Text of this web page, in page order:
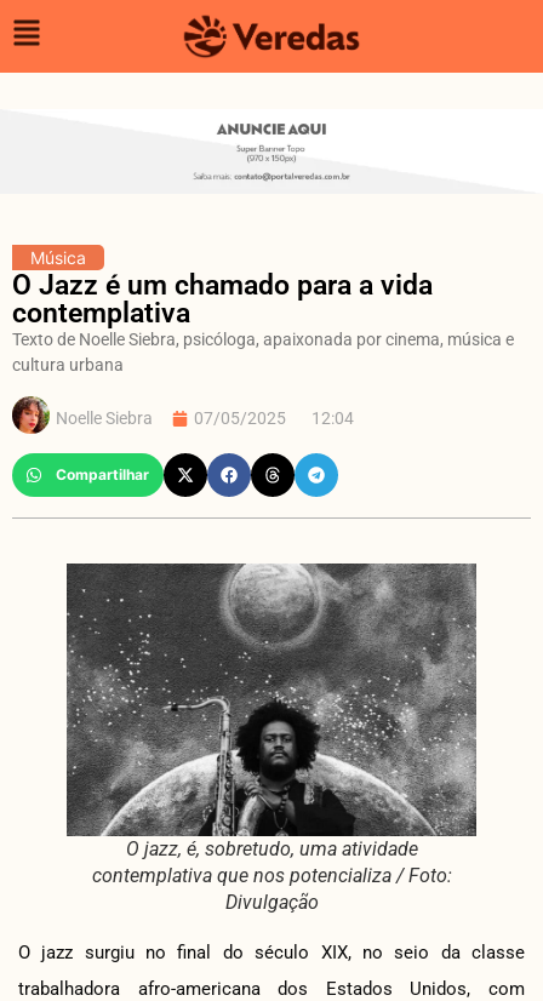
Música
O Jazz é um chamado para a vida
contemplativa
Texto de Noelle Siebra, psicóloga, apaixonada por cinema, música e
cultura urbana
Noelle Siebra 07/05/2025 12:04
Compartilhar
O jazz, é, sobretudo, uma atividade
contemplativa que nos potencializa / Foto:
Divulgação
O jazz surgiu no final do século XIX, no seio da classe
trabalhadora afro-americana dos Estados Unidos, com